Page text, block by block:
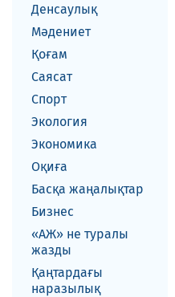
Денсаулық
Мәдениет
Қоғам
Саясат
Спорт
Экология
Экономика
Оқиға
Басқа жаңалықтар
Бизнес
«АЖ» не туралы
жазды
Қаңтардағы
наразылық